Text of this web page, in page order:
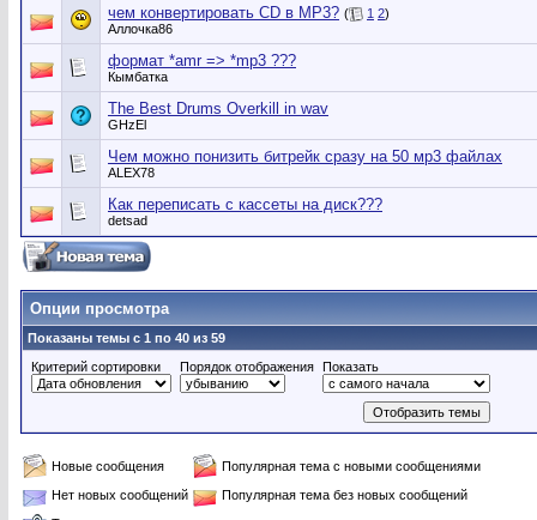
чем конвертировать CD в MP3? ( 1 2)
Аллочка86
формат *amr => *mp3 ???
Кымбатка
The Best Drums Overkill in wav
GHzEl
Чем можно понизить битрейк сразу на 50 мр3 файлах
ALEX78
Как переписать с кассеты на диск???
detsad
Опции просмотра
Показаны темы с 1 по 40 из 59
Критерий сортировки
Порядок отображения Показать
Новые сообщения
Популярная тема с новыми сообщениями
Нет новых сообщений
Популярная тема без новых сообщений